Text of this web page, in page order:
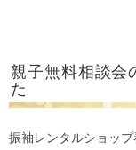
親子無料相談会
た
振袖レンタルショッ